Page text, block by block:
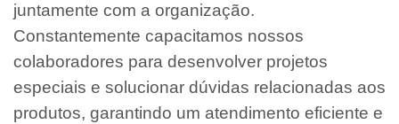
juntamente com a organização.
Constantemente capacitamos nossos
colaboradores para desenvolver projetos
especiais e solucionar dúvidas relacionadas aos
produtos, garantindo um atendimento eficiente e